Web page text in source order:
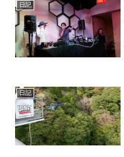
日記
日記